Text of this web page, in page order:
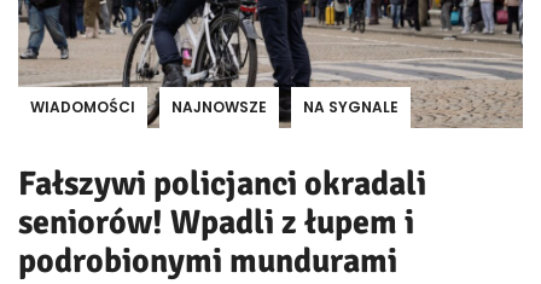
WIADOMOŚCI NAJNOWSZE NA SYGNALE
Fałszywi policjanci okradali
seniorów! Wpadli z łupem i
podrobionymi mundurami